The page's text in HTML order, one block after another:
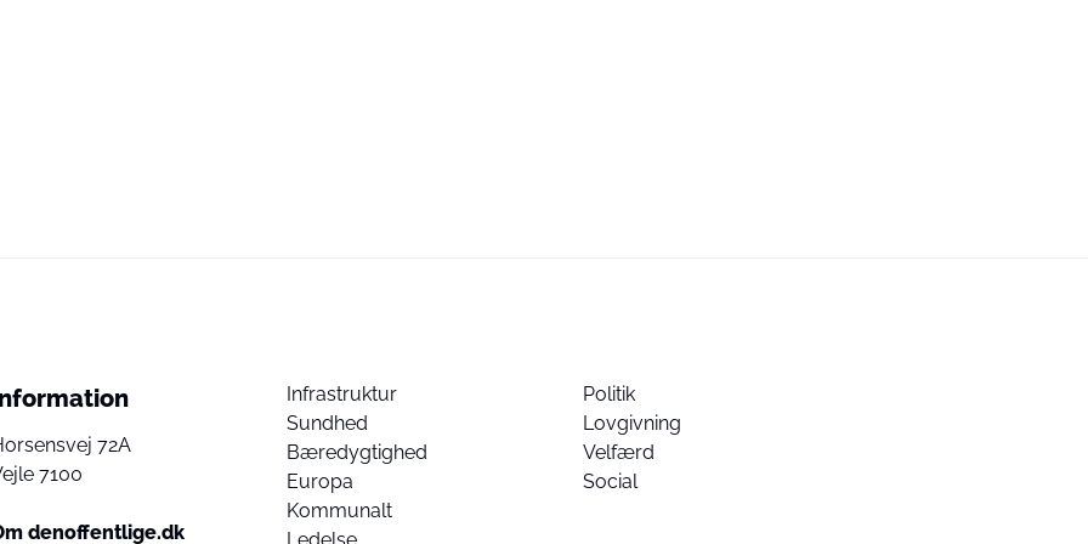
72A
7100
denoffentlige.dk
Infrastruktur
Sundhed
Bæredygtighed
Europa
Kommunalt
Politik
Lovgivning
Velfærd
Social